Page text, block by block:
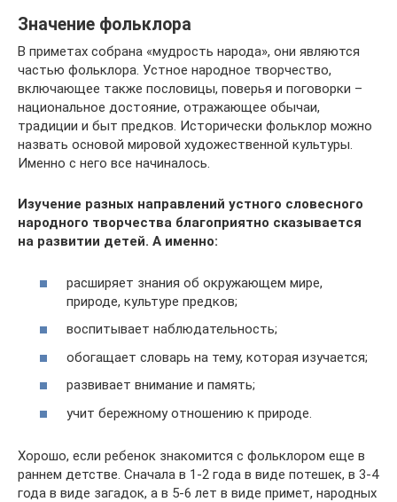
Значение фольклора
В приметах собрана «мудрость народа», они являются
частью фольклора. Устное народное творчество,
включающее также пословицы, поверья и поговорки –
национальное достояние, отражающее обычаи,
традиции и быт предков. Исторически фольклор можно
назвать основой мировой художественной культуры.
Именно с него все начиналось.
Изучение разных направлений устного словесного
народного творчества благоприятно сказывается
на развитии детей. А именно:
расширяет знания об окружающем мире,
природе, культуре предков;
воспитывает наблюдательность;
обогащает словарь на тему, которая изучается;
развивает внимание и память;
учит бережному отношению к природе.
Хорошо, если ребенок знакомится с фольклором еще в
раннем детстве. Сначала в 1-2 года в виде потешек, в 3-4
года в виде загадок, а в 5-6 лет в виде примет, народных